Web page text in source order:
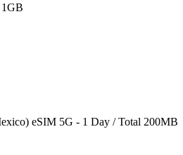
eSIM 5G - 1 Day / Total 200MB